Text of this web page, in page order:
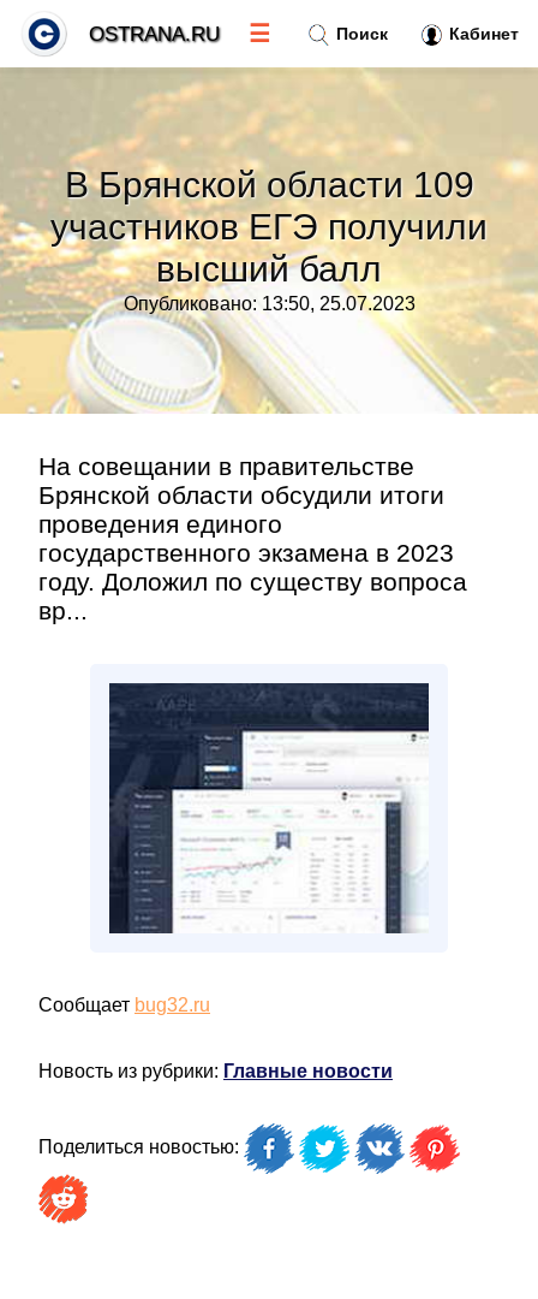
В Брянской области 109
участников ЕГЭ получили
высший балл
Опубликовано: 13:50, 25.07.2023
На совещании в правительстве
Брянской области обсудили итоги
проведения единого
государственного экзамена в 2023
году. Доложил по существу вопроса
вр...
Сообщает bug32.ru
Новость из рубрики: Главные новости
Поделиться новостью:
Поиск Кабинет
OSTRANA.RU ☰
Тренды новостей»
Рубрики»
Правила
Контакт»